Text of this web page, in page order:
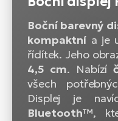
Boční barevný
kompaktní a je
řídítek. Jeho
4,5 cm. Nabízí
všech
Displej je
Bluetooth™,